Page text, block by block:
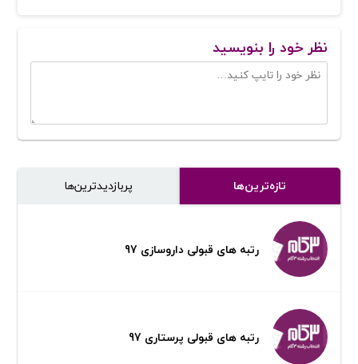
نظر خود را بنویسید
تازه‌ترین‌ها پر‌بازدیدترین‌ها
رتبه های قبولی داروسازی 97
رتبه های قبولی پرستاری 97